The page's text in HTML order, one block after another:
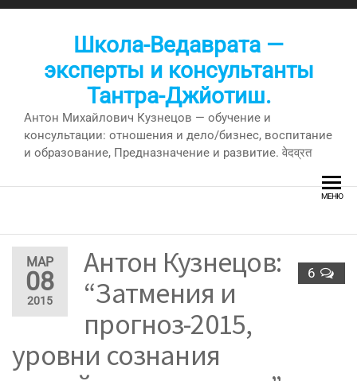
Перейти
Школа-Ведаврата —
эксперты и консультанты
Тантра-Джйотиш.
Антон Михайлович Кузнецов — обучение и
консультации: отношения и дело/бизнес, воспитание
и образование, Предназначение и развитие. वेदव्रत
МЕНЮ
МАР
08
2015
6
Антон Кузнецов:
“Затмения и
прогноз-2015,
уровни сознания